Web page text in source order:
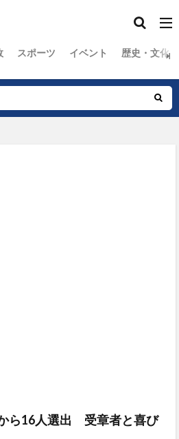
スポーツ イベント 歴史・文化
ら16人選出 受章者と喜び